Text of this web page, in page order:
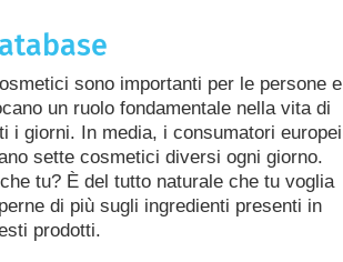
che provoca una reazione allergica è
allergene. Cosmetici e prodotti per la
che potrebbero risultare allergenici
persone. Ciò non significa che il
non sia sicuro da utilizzare per gli
sono importanti per le persone e
un ruolo fondamentale nella vita di
i giorni. In media, i consumatori europei
sette cosmetici diversi ogni giorno.
tu? È del tutto naturale che tu voglia
di più sugli ingredienti presenti in
prodotti.